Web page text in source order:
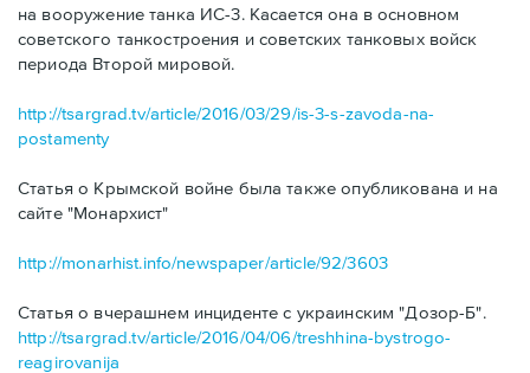
на вооружение танка ИС-3. Касается она в основном
советского танкостроения и советских танковых войск
периода Второй мировой.
http://tsargrad.tv/article/2016/03/29/is-3-s-zavoda-na-
postamenty
Статья о Крымской войне была также опубликована и на
сайте "Монархист"
http://monarhist.info/newspaper/article/92/3603
Статья о вчерашнем инциденте с украинским "Дозор-Б".
http://tsargrad.tv/article/2016/04/06/treshhina-bystrogo-
reagirovanija